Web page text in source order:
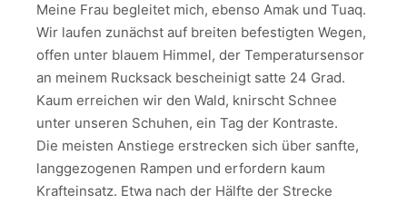
Meine Frau begleitet mich, ebenso Amak und Tuaq.
Wir laufen zunächst auf breiten befestigten Wegen,
offen unter blauem Himmel, der Temperatursensor
an meinem Rucksack bescheinigt satte 24 Grad.
Kaum erreichen wir den Wald, knirscht Schnee
unter unseren Schuhen, ein Tag der Kontraste.
Die meisten Anstiege erstrecken sich über sanfte,
langgezogenen Rampen und erfordern kaum
Krafteinsatz. Etwa nach der Hälfte der Strecke